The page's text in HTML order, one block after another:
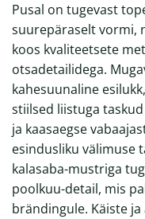
Pusal on tugevast
suurepäraselt vormi,
koos kvaliteetsete
otsadetailidega.
kahesuunaline
stiilsed liistuga
ja kaasaegse
esindusliku välimuse
kalasaba-mustriga
poolkuu-detail, mis
brändingule. Käiste